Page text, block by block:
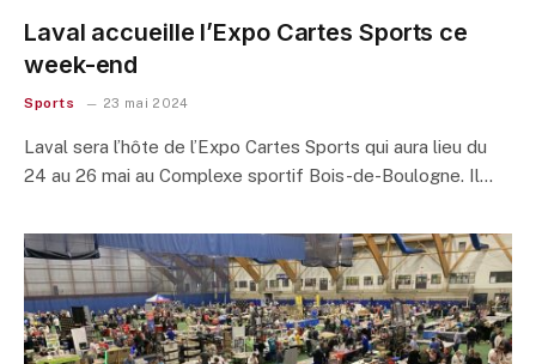
Laval accueille l’Expo Cartes Sports ce
week-end
Sports 23 mai 2024
Laval sera l’hôte de l’Expo Cartes Sports qui aura lieu du
24 au 26 mai au Complexe sportif Bois-de-Boulogne. Il…